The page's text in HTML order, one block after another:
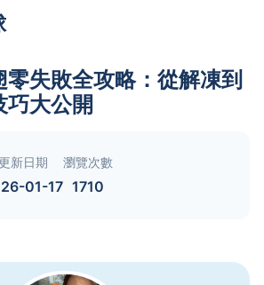
失敗全攻略：從解凍到
巧大公開
新日期
01-17
瀏覽次數
1710